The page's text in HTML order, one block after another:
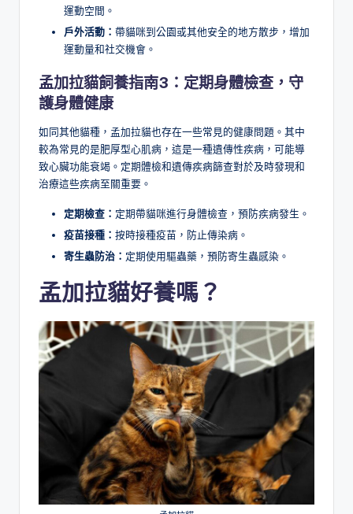
運動空間。
戶外活動： 帶貓咪到公園或其他安全的地方散步，增加
運動量和社交機會。
孟加拉貓飼養指南3：定期身體檢查，守
護身體健康
如同其他貓種，孟加拉貓也存在一些常見的健康問題。其中
較為常見的是肥厚型心肌病，這是一種遺傳性疾病，可能導
致心臟功能衰竭。定期體檢和遺傳疾病篩查對於及時發現和
治療這些疾病至關重要。
定期檢查： 定期帶貓咪進行身體檢查，預防疾病發生。
疫苗接種： 按時接種疫苗，防止傳染病。
寄生蟲防治： 定期使用驅蟲藥，預防寄生蟲感染。
孟加拉貓好養嗎？